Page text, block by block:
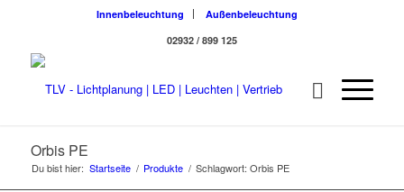
Innenbeleuchtung
Außenbeleuchtung
02932 / 899 125
Orbis PE
Du bist hier: Startseite / Produkte / Schlagwort: Orbis PE